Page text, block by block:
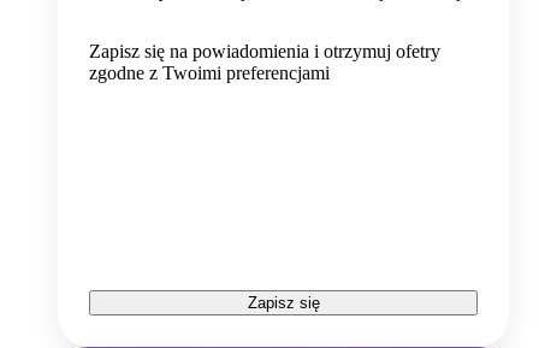
Zapisz się na powiadomienia i otrzymuj ofetry
zgodne z Twoimi preferencjami
Zapisz się